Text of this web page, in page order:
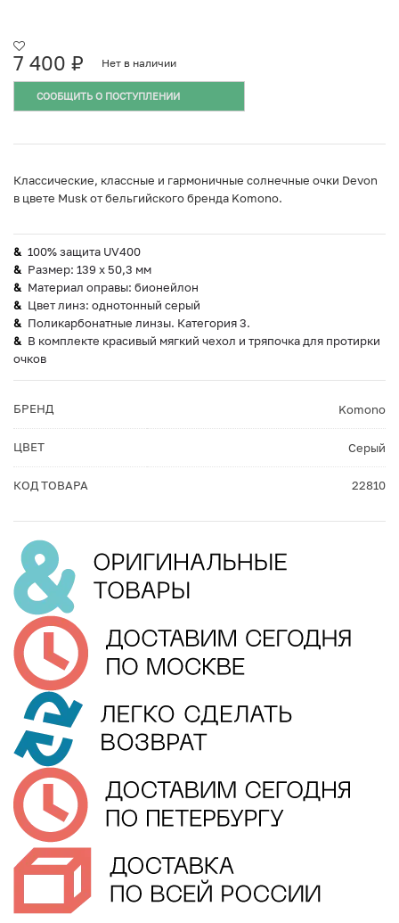
7 400 ₽ Нет в наличии
СООБЩИТЬ О ПОСТУПЛЕНИИ
Классические, классные и гармоничные солнечные очки Devon
в цвете Musk от бельгийского бренда Komono.
100% защита UV400
Размер: 139 х 50,3 мм
Материал оправы: бионейлон
Цвет линз: однотонный серый
Поликарбонатные линзы. Категория 3.
В комплекте красивый мягкий чехол и тряпочка для протирки
очков
БРЕНД Komono
ЦВЕТ Серый
КОД ТОВАРА 22810